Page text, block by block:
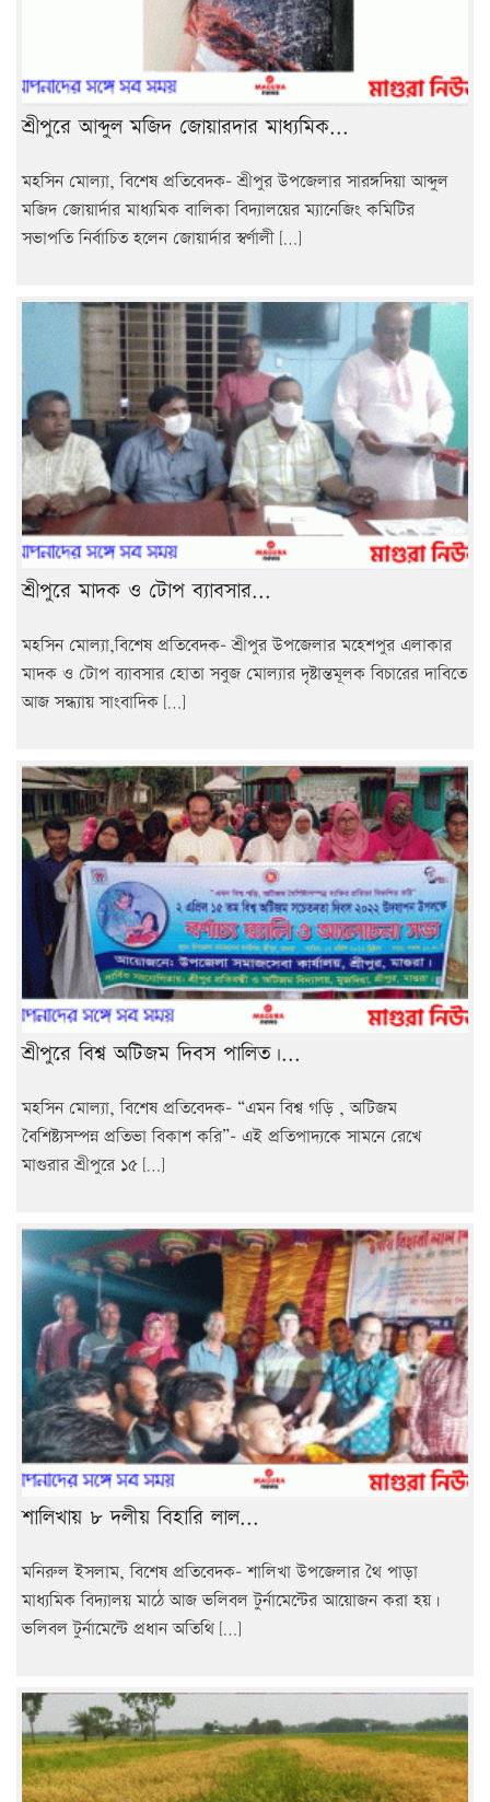
শ্রীপুরে আব্দুল মজিদ জোয়ারদার মাধ্যমিক...
মহসিন মোল্যা, বিশেষ প্রতিবেদক- শ্রীপুর উপজেলার সারঙ্গদিয়া আব্দুল
মজিদ জোয়ার্দার মাধ্যমিক বালিকা বিদ্যালয়ের ম্যানেজিং কমিটির
সভাপতি নির্বাচিত হলেন জোয়ার্দার স্বর্ণালী […]
শ্রীপুরে মাদক ও টোপ ব্যাবসার...
মহসিন মোল্যা,বিশেষ প্রতিবেদক- শ্রীপুর উপজেলার মহেশপুর এলাকার
মাদক ও টোপ ব্যাবসার হোতা সবুজ মোল্যার দৃষ্টান্তমূলক বিচারের দাবিতে
আজ সন্ধ্যায় সাংবাদিক […]
শ্রীপুরে বিশ্ব অটিজম দিবস পালিত।...
মহসিন মোল্যা, বিশেষ প্রতিবেদক- “এমন বিশ্ব গড়ি , অটিজম
বৈশিষ্ট্যসম্পন্ন প্রতিভা বিকাশ করি”– এই প্রতিপাদ্যকে সামনে রেখে
মাগুরার শ্রীপুরে ১৫ […]
শালিখায় ৮ দলীয় বিহারি লাল...
মনিরুল ইসলাম, বিশেষ প্রতিবেদক– শালিখা উপজেলার থৈ পাড়া
মাধ্যমিক বিদ্যালয় মাঠে আজ ভলিবল টুর্নামেন্টের আয়োজন করা হয়।
ভলিবল টুর্নামেন্টে প্রধান অতিথি […]